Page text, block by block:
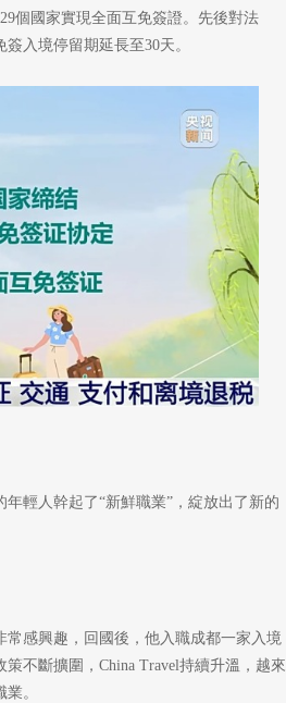
個國家實現全面互免簽證。先後對法
入境停留期延長至30天。
輕人幹起了“新鮮職業”，綻放出了新的
感興趣，回國後，他入職成都一家入境
不斷擴圍，China Travel持續升溫，越來
。